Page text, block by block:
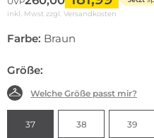
inkl. Mwst zzgl. Versandkosten
Farbe: Braun
Größe:
Welche Größe passt mir?
37 38 39